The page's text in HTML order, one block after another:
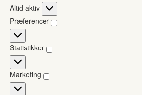
Funktionsdygtig
Altid aktiv
Præferencer
Præferencer
Statistikker
Statistikker
Marketing
Marketing